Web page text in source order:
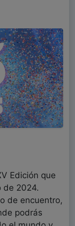
Edición que
de 2024.
de encuentro,
podrás